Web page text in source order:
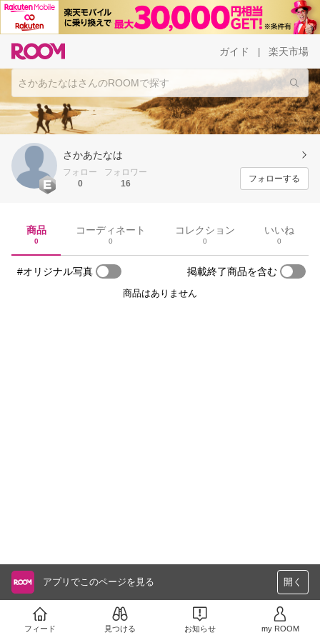
ガイド 楽天市場
さかあたなは
フォロー
0
フォロワー
16
フォローする
商品
0
コーディネート
0
コレクション
0
いいね
0
#オリジナル写真 掲載終了商品を含む
商品はありません
アプリでこのページを見る 開く
フィード 見つける お知らせ my ROOM